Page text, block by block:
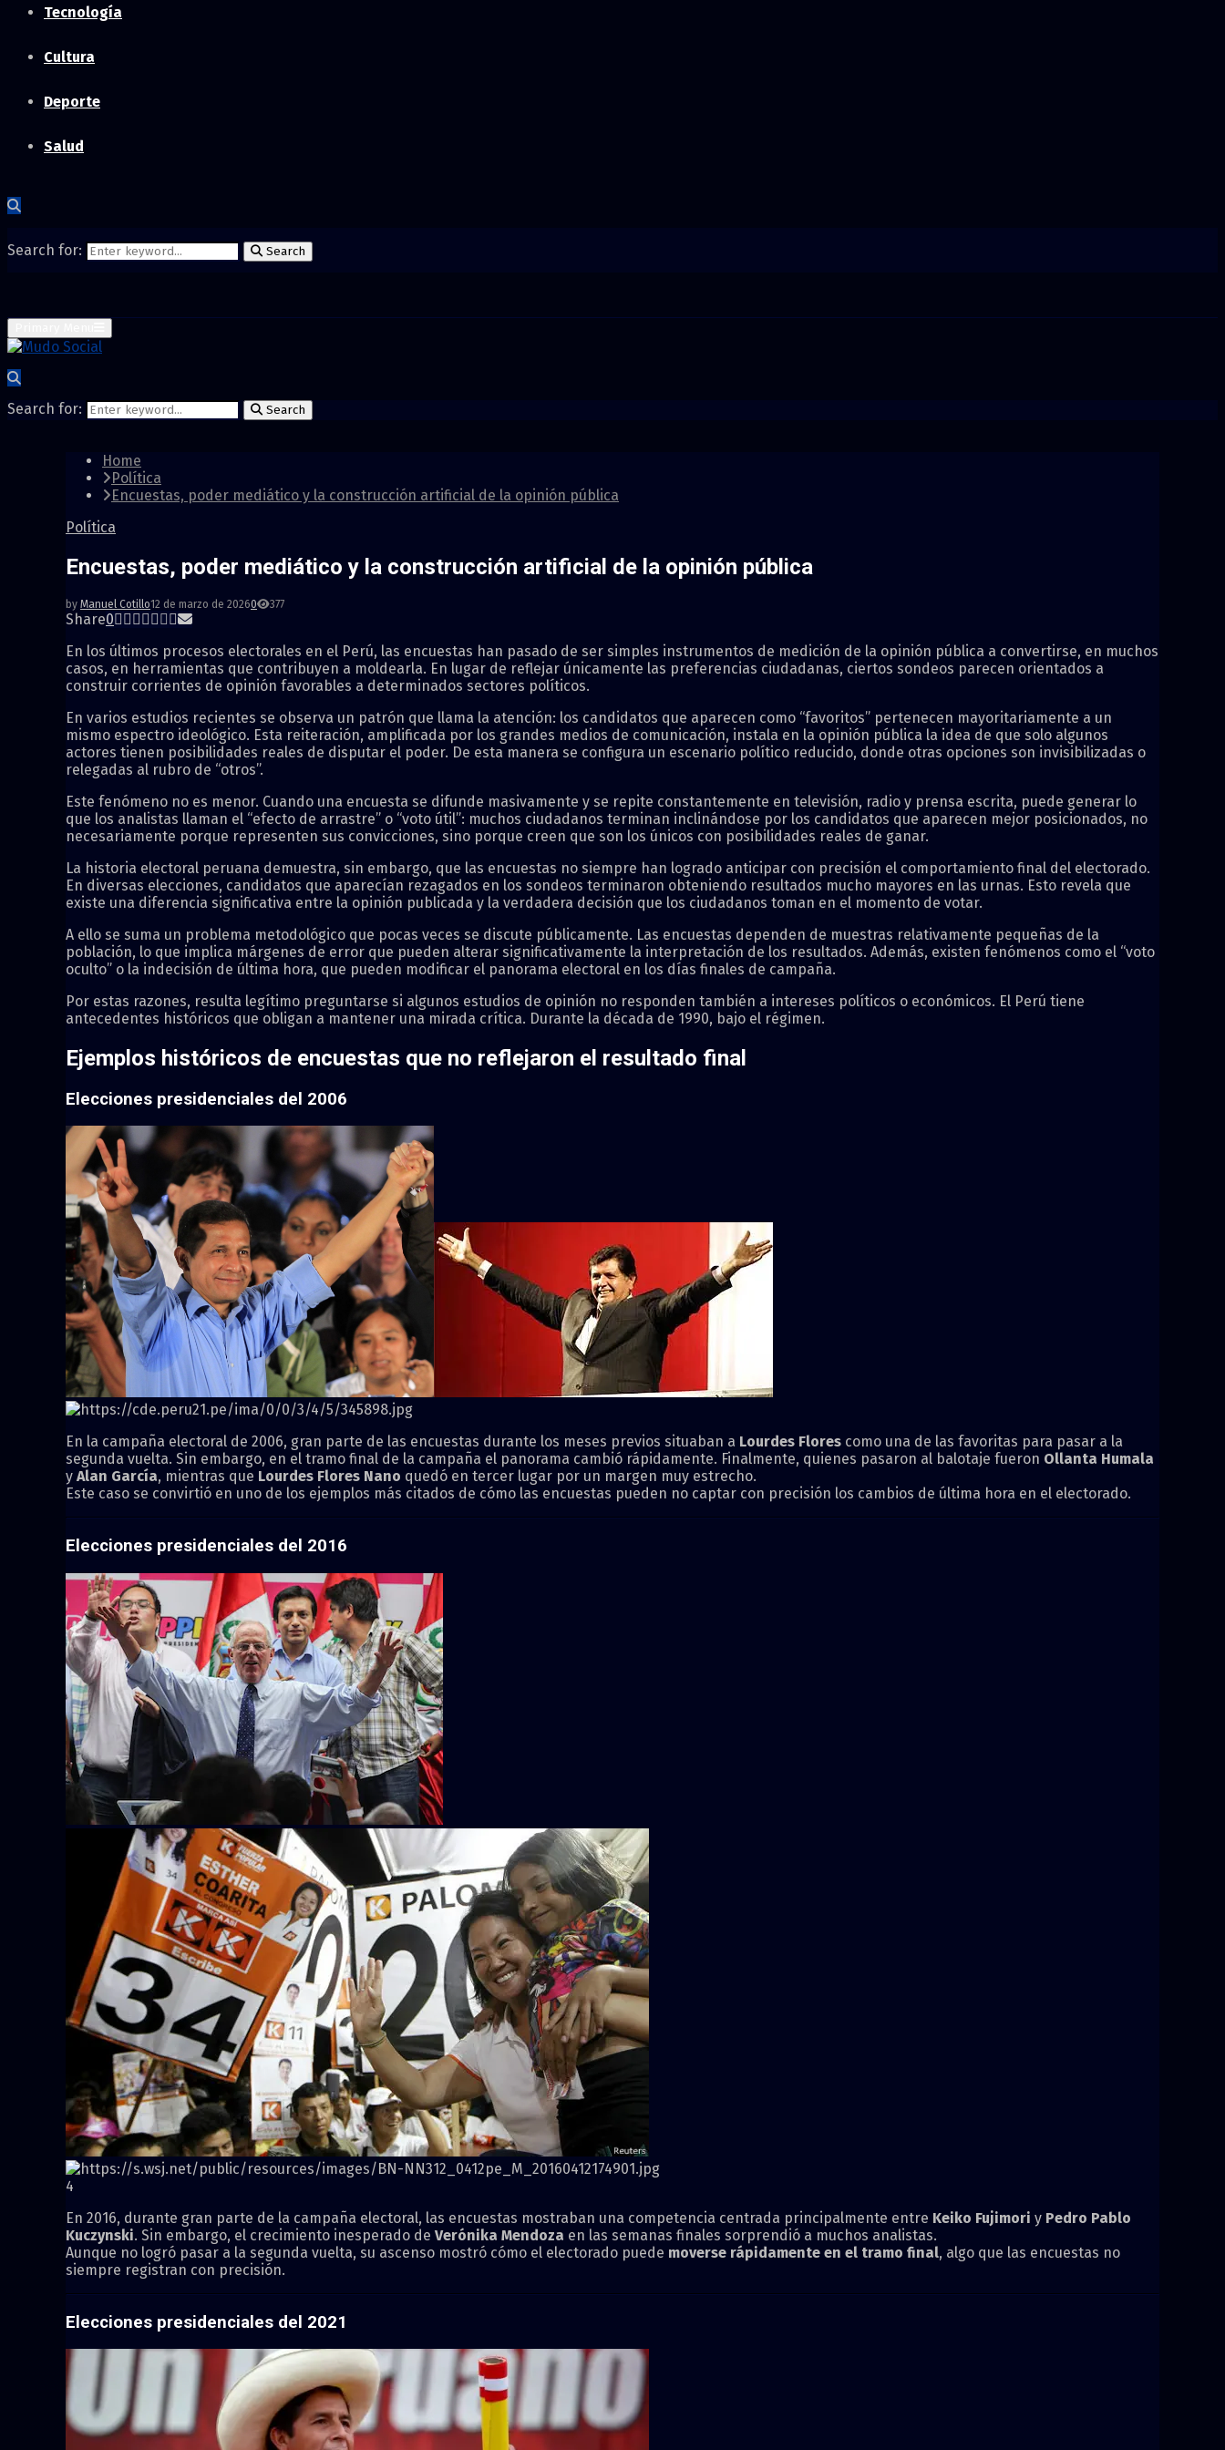
Tecnología
Cultura
Deporte
Salud
Search for: Search
Search for: Search
Home
Política
Encuestas, poder mediático y la construcción artificial de la opinión pública
Política
Encuestas, poder mediático y la construcción artificial de la opinión pública
by Manuel Cotillo12 de marzo de 20260 377
Share0
En los últimos procesos electorales en el Perú, las encuestas han pasado de ser simples instrumentos de medición de la opinión pública a convertirse, en muchos
casos, en herramientas que contribuyen a moldearla. En lugar de reflejar únicamente las preferencias ciudadanas, ciertos sondeos parecen orientados a
construir corrientes de opinión favorables a determinados sectores políticos.
En varios estudios recientes se observa un patrón que llama la atención: los candidatos que aparecen como “favoritos” pertenecen mayoritariamente a un
mismo espectro ideológico. Esta reiteración, amplificada por los grandes medios de comunicación, instala en la opinión pública la idea de que solo algunos
actores tienen posibilidades reales de disputar el poder. De esta manera se configura un escenario político reducido, donde otras opciones son invisibilizadas o
relegadas al rubro de “otros”.
Este fenómeno no es menor. Cuando una encuesta se difunde masivamente y se repite constantemente en televisión, radio y prensa escrita, puede generar lo
que los analistas llaman el “efecto de arrastre” o “voto útil”: muchos ciudadanos terminan inclinándose por los candidatos que aparecen mejor posicionados, no
necesariamente porque representen sus convicciones, sino porque creen que son los únicos con posibilidades reales de ganar.
La historia electoral peruana demuestra, sin embargo, que las encuestas no siempre han logrado anticipar con precisión el comportamiento final del electorado.
En diversas elecciones, candidatos que aparecían rezagados en los sondeos terminaron obteniendo resultados mucho mayores en las urnas. Esto revela que
existe una diferencia significativa entre la opinión publicada y la verdadera decisión que los ciudadanos toman en el momento de votar.
A ello se suma un problema metodológico que pocas veces se discute públicamente. Las encuestas dependen de muestras relativamente pequeñas de la
población, lo que implica márgenes de error que pueden alterar significativamente la interpretación de los resultados. Además, existen fenómenos como el “voto
oculto” o la indecisión de última hora, que pueden modificar el panorama electoral en los días finales de campaña.
Por estas razones, resulta legítimo preguntarse si algunos estudios de opinión no responden también a intereses políticos o económicos. El Perú tiene
antecedentes históricos que obligan a mantener una mirada crítica. Durante la década de 1990, bajo el régimen.
Ejemplos históricos de encuestas que no reflejaron el resultado final
Elecciones presidenciales del 2006
En la campaña electoral de 2006, gran parte de las encuestas durante los meses previos situaban a Lourdes Flores como una de las favoritas para pasar a la
segunda vuelta. Sin embargo, en el tramo final de la campaña el panorama cambió rápidamente. Finalmente, quienes pasaron al balotaje fueron Ollanta Humala
y Alan García, mientras que Lourdes Flores Nano quedó en tercer lugar por un margen muy estrecho.
Este caso se convirtió en uno de los ejemplos más citados de cómo las encuestas pueden no captar con precisión los cambios de última hora en el electorado.
Elecciones presidenciales del 2016
4
En 2016, durante gran parte de la campaña electoral, las encuestas mostraban una competencia centrada principalmente entre Keiko Fujimori y Pedro Pablo
Kuczynski. Sin embargo, el crecimiento inesperado de Verónika Mendoza en las semanas finales sorprendió a muchos analistas.
Aunque no logró pasar a la segunda vuelta, su ascenso mostró cómo el electorado puede moverse rápidamente en el tramo final, algo que las encuestas no
siempre registran con precisión.
Elecciones presidenciales del 2021